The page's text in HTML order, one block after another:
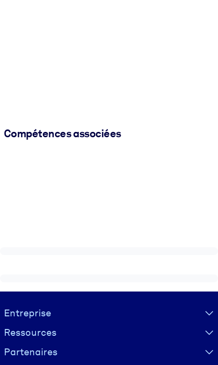
Compétences associées
Visually hidden Text
Entreprise
Ressources
Partenaires